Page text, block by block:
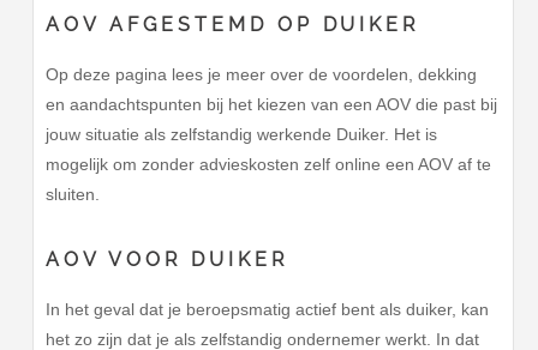
AOV AFGESTEMD OP DUIKER
Op deze pagina lees je meer over de voordelen, dekking
en aandachtspunten bij het kiezen van een AOV die past bij
jouw situatie als zelfstandig werkende Duiker. Het is
mogelijk om zonder advieskosten zelf online een AOV af te
sluiten.
AOV VOOR DUIKER
In het geval dat je beroepsmatig actief bent als duiker, kan
het zo zijn dat je als zelfstandig ondernemer werkt. In dat